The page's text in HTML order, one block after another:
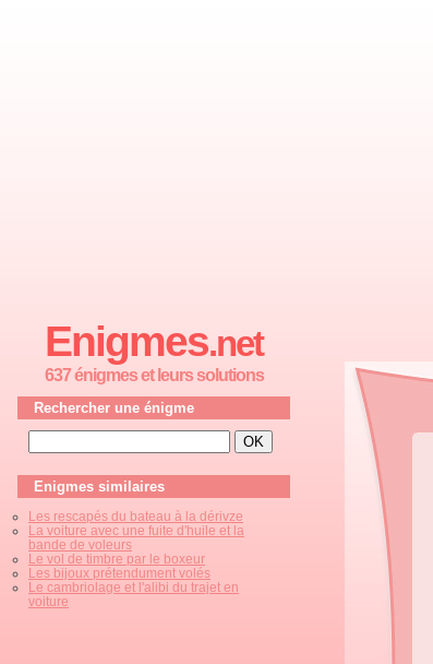
Enigmes.net
637 énigmes et leurs solutions
Rechercher une énigme
Enigmes similaires
Les rescapés du bateau à la dérivze
La voiture avec une fuite d'huile et la
bande de voleurs
Le vol de timbre par le boxeur
Les bijoux prétendument volés
Le cambriolage et l'alibi du trajet en
voiture